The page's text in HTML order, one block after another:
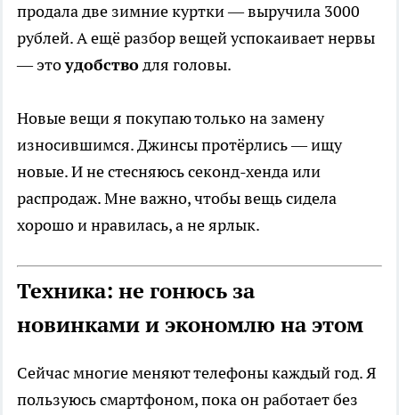
продала две зимние куртки — выручила 3000
рублей. А ещё разбор вещей успокаивает нервы
— этоудобстводля головы.
Новые вещи я покупаю только на замену
износившимся. Джинсы протёрлись — ищу
новые. И не стесняюсь секонд-хенда или
распродаж. Мне важно, чтобы вещь сидела
хорошо и нравилась, а не ярлык.
Техника: не гонюсь за
новинками и экономлю на этом
Сейчас многие меняют телефоны каждый год. Я
пользуюсь смартфоном, пока он работает без